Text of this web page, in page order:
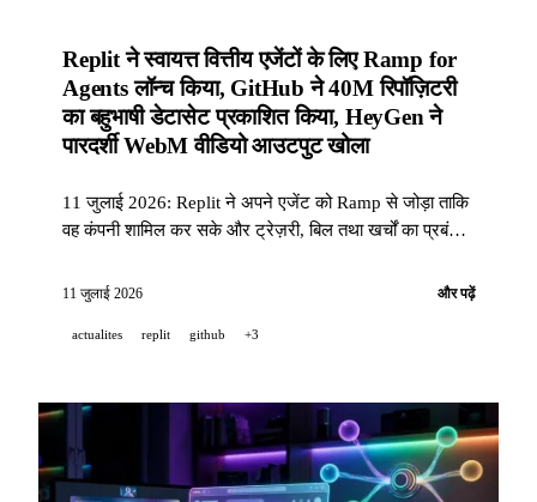
Replit ने स्वायत्त वित्तीय एजेंटों के लिए Ramp for
Agents लॉन्च किया, GitHub ने 40M रिपॉज़िटरी
का बहुभाषी डेटासेट प्रकाशित किया, HeyGen ने
पारदर्शी WebM वीडियो आउटपुट खोला
11 जुलाई 2026: Replit ने अपने एजेंट को Ramp से जोड़ा ताकि
वह कंपनी शामिल कर सके और ट्रेज़री, बिल तथा खर्चों का प्रबंधन
का ओपन सोर्स डेटासेट प्रकाशित किया; HeyGen ने API, CLI
11 जुलाई 2026 और पढ़ें
actualites replit github +3